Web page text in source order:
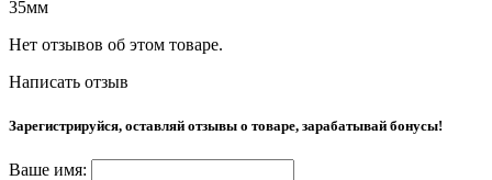
35мм
Нет отзывов об этом товаре.
Написать отзыв
Зарегистрируйся, оставляй отзывы о товаре, зарабатывай бонусы!
Ваше имя: